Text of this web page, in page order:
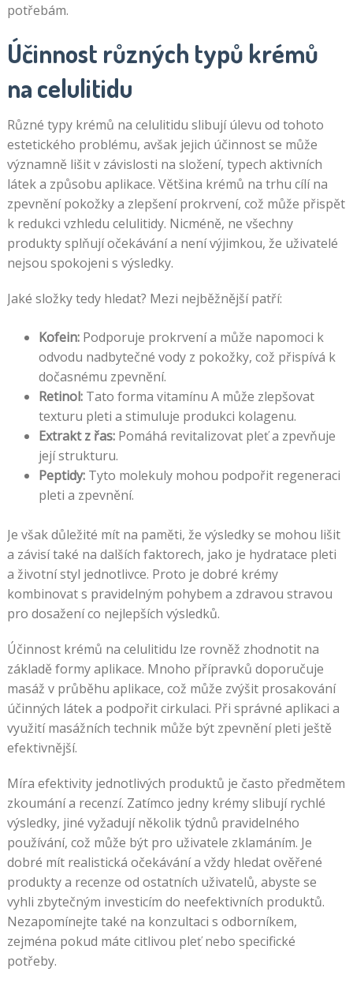
potřebám.
Účinnost různých typů krémů
na celulitidu
Různé typy krémů na celulitidu slibují úlevu od tohoto
estetického problému, avšak jejich účinnost se může
významně lišit v závislosti na složení, typech aktivních
látek a způsobu aplikace. Většina krémů na trhu cílí na
zpevnění pokožky a zlepšení prokrvení, což může přispět
k redukci vzhledu celulitidy. Nicméně, ne všechny
produkty splňují očekávání a není výjimkou, že uživatelé
nejsou spokojeni s výsledky.
Jaké složky tedy hledat? Mezi nejběžnější patří:
Kofein:Podporuje prokrvení a může napomoci k
odvodu nadbytečné vody z pokožky, což přispívá k
dočasnému zpevnění.
Retinol:Tato forma vitamínu A může zlepšovat
texturu pleti a stimuluje produkci kolagenu.
Extrakt z řas:Pomáhá revitalizovat pleť a zpevňuje
její strukturu.
Peptidy:Tyto molekuly mohou podpořit regeneraci
pleti a zpevnění.
Je však důležité mít na paměti, že výsledky se mohou lišit
a závisí také na dalších faktorech, jako je hydratace pleti
a životní styl jednotlivce. Proto je dobré krémy
kombinovat s pravidelným pohybem a zdravou stravou
pro dosažení co nejlepších výsledků.
Účinnost krémů na celulitidu lze rovněž zhodnotit na
základě formy aplikace. Mnoho přípravků doporučuje
masáž v průběhu aplikace, což může zvýšit prosakování
účinných látek a podpořit cirkulaci. Při správné aplikaci a
využití masážních technik může být zpevnění pleti ještě
efektivnější.
Míra efektivity jednotlivých produktů je často předmětem
zkoumání a recenzí. Zatímco jedny krémy slibují rychlé
výsledky, jiné vyžadují několik týdnů pravidelného
používání, což může být pro uživatele zklamáním. Je
dobré mít realistická očekávání a vždy hledat ověřené
produkty a recenze od ostatních uživatelů, abyste se
vyhli zbytečným investicím do neefektivních produktů.
Nezapomínejte také na konzultaci s odborníkem,
zejména pokud máte citlivou pleť nebo specifické
potřeby.